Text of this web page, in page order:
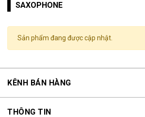
SAXOPHONE
Sản phẩm đang được cập nhật.
KÊNH BÁN HÀNG
THÔNG TIN